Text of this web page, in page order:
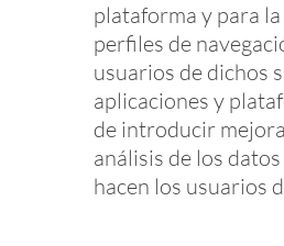
plataforma y para
perfiles de
usuarios de dichos
aplicaciones y
de introducir
análisis de los
hacen los usuarios